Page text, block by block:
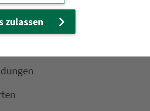
Qua­drat­ki­lo­me­ter. 130 Ver­kehrs­un­
1.100 Linien. Eine Fahr­kar­te.
zulassen